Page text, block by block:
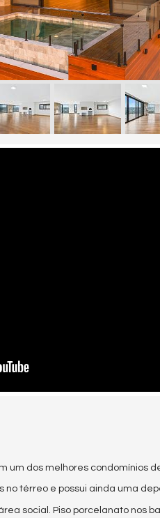
um dos melhores condomínios
no térreo e possui ainda uma
social. Piso porcelanato nos